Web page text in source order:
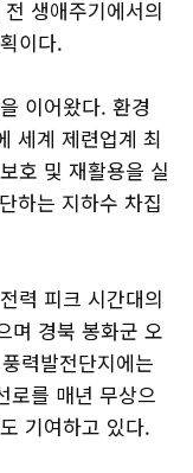
생애주기에서의
이다.
이어왔다. 환경
세계 제련업계 최
호 및 재활용을 실
하는 지하수 차집
력 피크 시간대의
며 경북 봉화군 오
력발전단지에는
로를 매년 무상으
기여하고 있다.